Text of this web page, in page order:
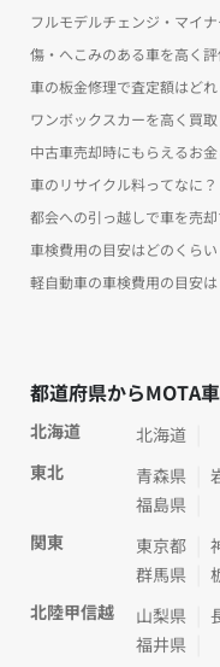
フルモデルチェンジ・マイ
傷・へこみのある車を高く
車の板金修理で査定額はど
ワンボックスカーを高く買
中古車売却時にもらえるお
車のリサイクル料ってなに？
都会への引っ越しで車を売
車検費用の目安はどのくらい
軽自動車の車検費用の目安は
都道府県からMOTA
北海道
北海道
東北
青森県
福島県
関東
東京都
群馬県
北陸甲信越
山梨県
福井県